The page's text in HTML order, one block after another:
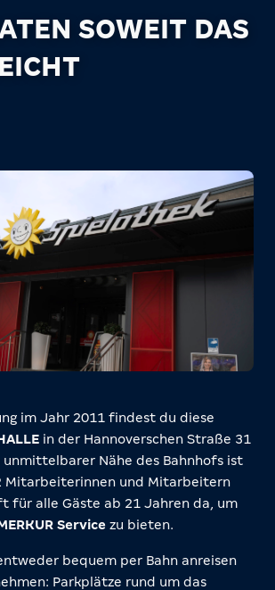
SOWEIT DAS
im Jahr 2011 findest du diese
in der Hannoverschen Straße 31
unmittelbarer Nähe des Bahnhofs ist
Mitarbeiterinnen und Mitarbeitern
für alle Gäste ab 21 Jahren da, um
Service zu bieten.
bequem per Bahn anreisen
Parkplätze rund um das